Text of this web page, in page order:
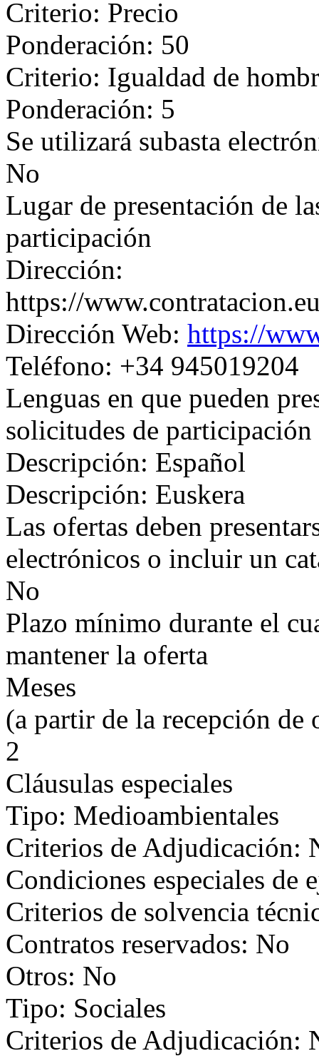
Criterio: Precio
Ponderación: 50
Criterio: Igualdad de
Ponderación: 5
Se utilizará subasta
No
Lugar de presentación de
participación
Dirección:
https://
Dirección Web: https://
Teléfono: +34 945019204
Lenguas en que pueden
solicitudes de participación
Descripción: Español
Descripción: Euskera
Las ofertas deben
electrónicos o incluir un
No
Plazo mínimo durante el
mantener la oferta
Meses
(a partir de la recepción de
2
Cláusulas especiales
Tipo: Medioambientales
Criterios de Adjudicación:
Condiciones especiales de
Criterios de solvencia
Contratos reservados: No
Otros: No
Tipo: Sociales
Criterios de Adjudicación: